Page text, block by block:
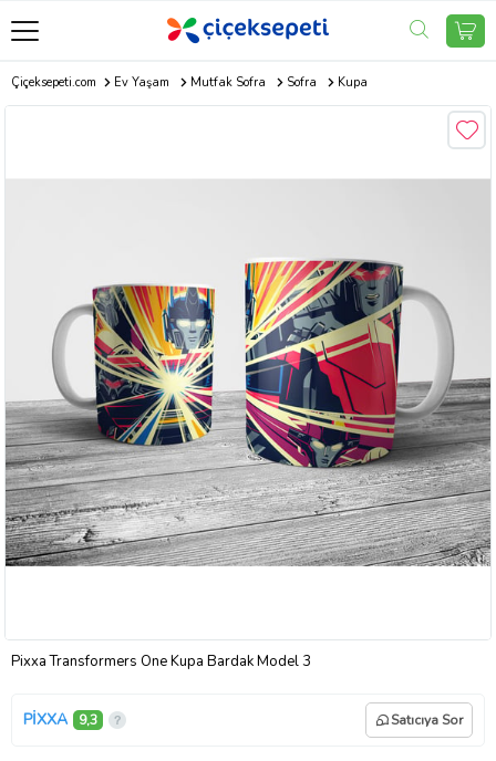
Çiçeksepeti.com Ev Yaşam Mutfak Sofra Sofra Kupa
Pixxa Transformers One Kupa Bardak Model 3
PİXXA 9,3 Satıcıya Sor